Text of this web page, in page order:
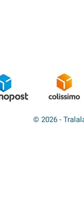
© 2026 -